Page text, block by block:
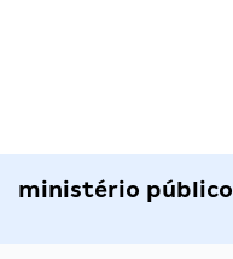
ministério público